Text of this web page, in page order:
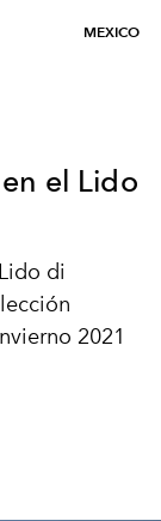
MEXICO
el Lido
di
2021